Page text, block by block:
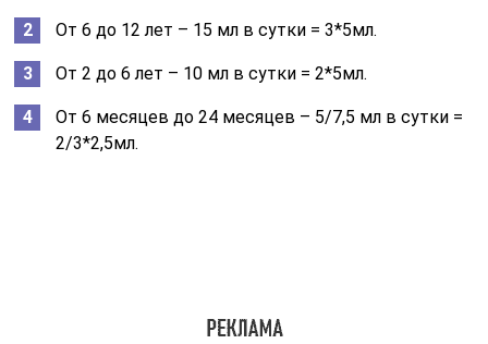
От 6 до 12 лет – 15 мл в сутки = 3*5мл.
От 2 до 6 лет – 10 мл в сутки = 2*5мл.
От 6 месяцев до 24 месяцев – 5/7,5 мл в сутки =
2/3*2,5мл.